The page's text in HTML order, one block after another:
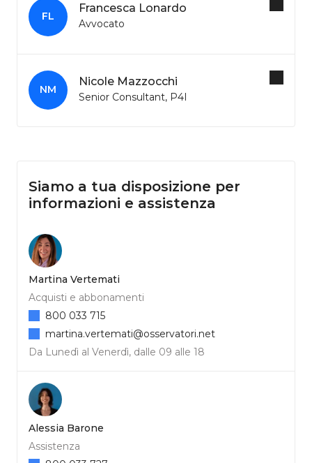
FL
Francesca Lonardo
Avvocato
NM
Nicole Mazzocchi
Senior Consultant, P4I
Siamo a tua disposizione per
informazioni e assistenza
Martina Vertemati
Acquisti e abbonamenti
Da Lunedì al Venerdì, dalle 09 alle 18
800 033 715
martina.vertemati@osservatori.net
Alessia Barone
Assistenza